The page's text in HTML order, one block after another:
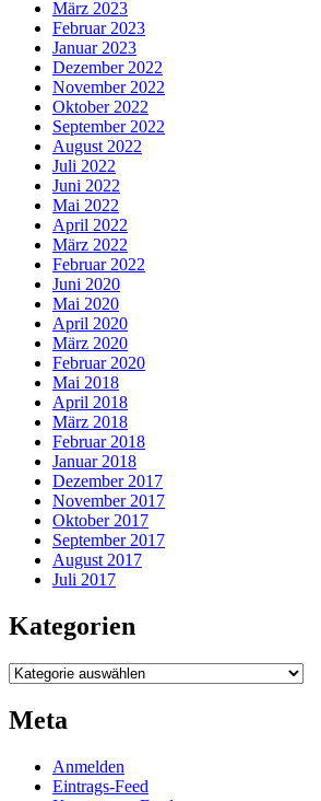
März 2023
Februar 2023
Januar 2023
Dezember 2022
November 2022
Oktober 2022
September 2022
August 2022
Juli 2022
Juni 2022
Mai 2022
April 2022
März 2022
Februar 2022
Juni 2020
Mai 2020
April 2020
März 2020
Februar 2020
Mai 2018
April 2018
März 2018
Februar 2018
Januar 2018
Dezember 2017
November 2017
Oktober 2017
September 2017
August 2017
Juli 2017
Kategorien
Kategorien
Meta
Anmelden
Eintrags-Feed